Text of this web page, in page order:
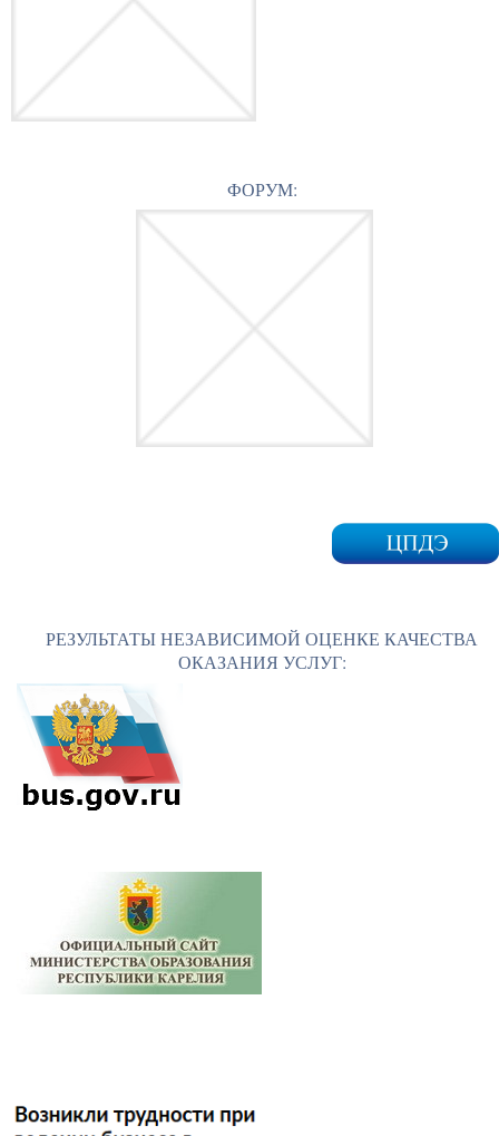
ФОРУМ:
РЕЗУЛЬТАТЫ НЕЗАВИСИМОЙ ОЦЕНКЕ КАЧЕСТВА
ОКАЗАНИЯ УСЛУГ: